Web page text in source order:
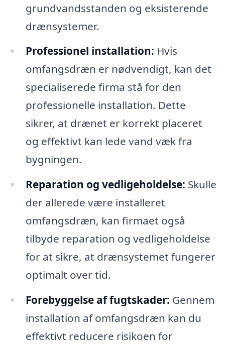
grundvandsstanden og eksisterende
drænsystemer.
Professionel installation: Hvis
omfangsdræn er nødvendigt, kan det
specialiserede firma stå for den
professionelle installation. Dette
sikrer, at drænet er korrekt placeret
og effektivt kan lede vand væk fra
bygningen.
Reparation og vedligeholdelse: Skulle
der allerede være installeret
omfangsdræn, kan firmaet også
tilbyde reparation og vedligeholdelse
for at sikre, at drænsystemet fungerer
optimalt over tid.
Forebyggelse af fugtskader: Gennem
installation af omfangsdræn kan du
effektivt reducere risikoen for